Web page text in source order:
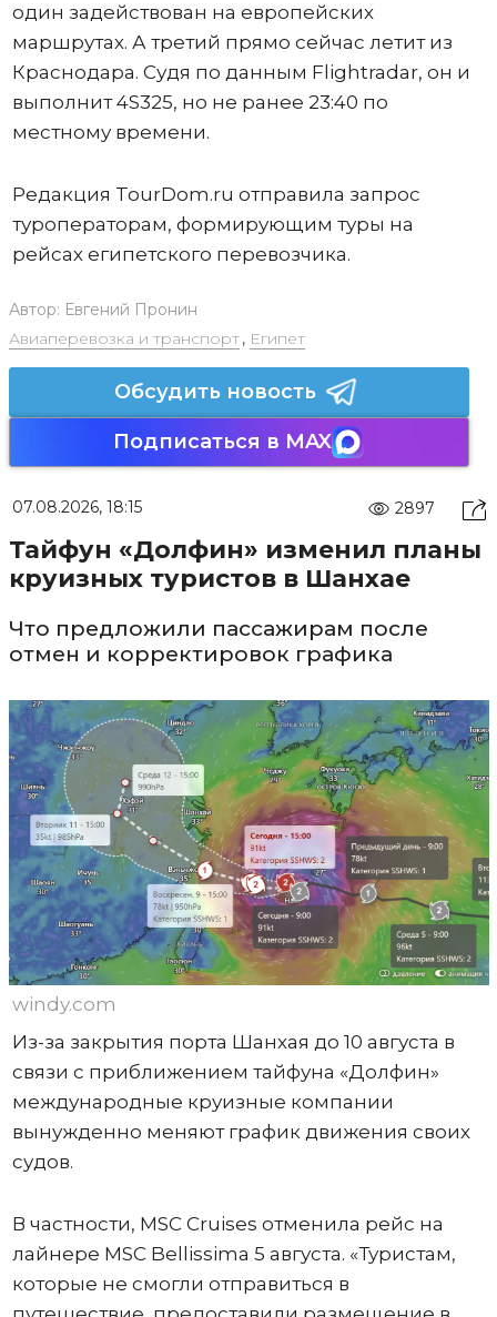
один задействован на европейских
маршрутах. А третий прямо сейчас летит из
Краснодара. Судя по данным Flightradar, он и
выполнит 4S325, но не ранее 23:40 по
местному времени.
Редакция TourDom.ru отправила запрос
туроператорам, формирующим туры на
рейсах египетского перевозчика.
Автор: Евгений Пронин
Авиаперевозка и транспорт, Египет
Обсудить новость
Подписаться в MAX
07.08.2026, 18:15 2897
Тайфун «Долфин» изменил планы
круизных туристов в Шанхае
Что предложили пассажирам после
отмен и корректировок графика
windy.com
Из-за закрытия порта Шанхая до 10 августа в
связи с приближением тайфуна «Долфин»
международные круизные компании
вынужденно меняют график движения своих
судов.
В частности, MSC Cruises отменила рейс на
лайнере MSC Bellissima 5 августа. «Туристам,
которые не смогли отправиться в